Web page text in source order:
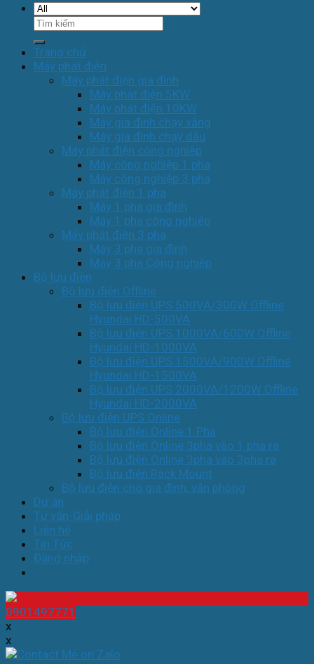
Tìm
Trang chủ
Máy phát điện
Máy phát điện gia đình
Máy phát điện 5KW
Máy phát điện 10KW
Máy gia đình chạy xăng
Máy gia đình chạy dầu
Máy phát điện công nghiệp
Máy công nghiệp 1 pha
Máy công nghiệp 3 pha
Máy phát điện 1 pha
Máy 1 pha gia đình
Máy 1 pha công nghiệp
Máy phát điện 3 pha
Máy 3 pha gia đình
Máy 3 pha Công nghiệp
Bộ lưu điện
Bộ lưu điện Offline
Bộ lưu điện UPS 500VA/300W Offline
Hyundai HD-500VA
Bộ lưu điện UPS 1000VA/600W Offline
Hyundai HD-1000VA
Bộ lưu điện UPS 1500VA/900W Offline
Hyundai HD-1500VA
Bộ lưu điện UPS 2000VA/1200W Offline
Hyundai HD-2000VA
Bộ lưu điện UPS Online
Bộ lưu điện Online 1 Pha
Bộ lưu điện Online 3pha vào 1 pha ra
Bộ lưu điện Online 3pha vào 3pha ra
Bộ lưu điện Rack Mount
Bộ lưu điện cho gia đình, văn phòng
Dự án
Tư vấn-Giải pháp
Liên hệ
Tin Tức
Đăng nhập
0901497771
x
x